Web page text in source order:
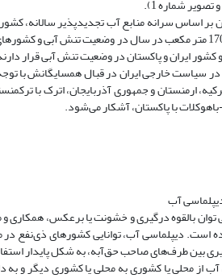
بر اساس سرانه منابع آب تجدیدپذیر سالانه،
تجدیدپذیر کمتر از 1700 متر مکعب در سال در وضعیت
ایران و پاکستان در وضعیت تنش آبی قرار دارند
سیاست خارجی ایران در قبال همسایگانش با
ارمنستان و جمهوری آذربایجان، اترک با
با پاکستان، آشکار می‌شود.
بالقوه درگیری و خشونت یا برعکس، همکاری
است. دیپلماسی آب، توانایی کشورهای ذی‌نفع
بین طرف‌های صاحب حق‌آبه، به شکل پایدار استفاده
از محلی یا کشوری به محلی یا کشوری دیگر و